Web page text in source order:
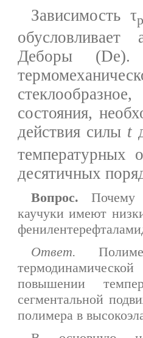
Зависимость τр
Деборы (De).
состояния,
действия силы t
температурных
десятичных
Вопрос. Почему
каучуки имеют
Ответ.
повышении
сегментальной
полимера в